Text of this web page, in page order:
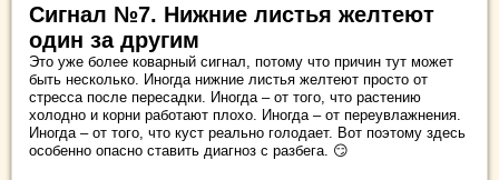
Сигнал №7. Нижние листья желтеют
один за другим
Это уже более коварный сигнал, потому что причин тут может
быть несколько. Иногда нижние листья желтеют просто от
стресса после пересадки. Иногда – от того, что растению
холодно и корни работают плохо. Иногда – от переувлажнения.
Иногда – от того, что куст реально голодает. Вот поэтому здесь
особенно опасно ставить диагноз с разбега. 😏